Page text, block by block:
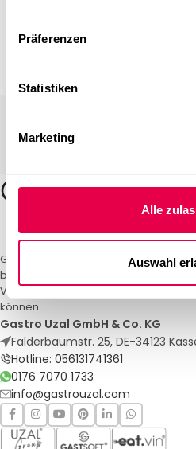
Präferenzen
Statistiken
Marketing
Alle
Auswahl
Gastro Uzal – Ihr Spezialist für
bieten maßgeschneiderte Lösungen
Veranstaltungen. Qualität und
können.
Gastro Uzal GmbH & Co. KG
Falderbaumstr. 25, DE-34123
Hotline: 056131741361
0176 7070 1733
info@gastrouzal.com